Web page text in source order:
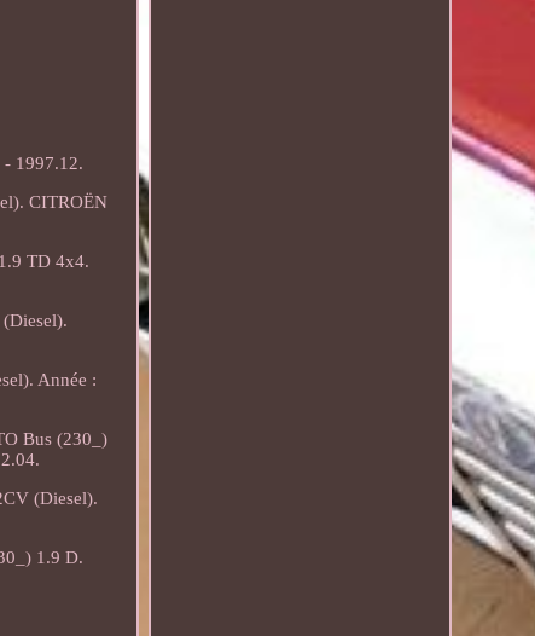
1997.12.
CITROËN
TD 4x4.
Année :
Bus (230_)
(Diesel).
1.9 D.